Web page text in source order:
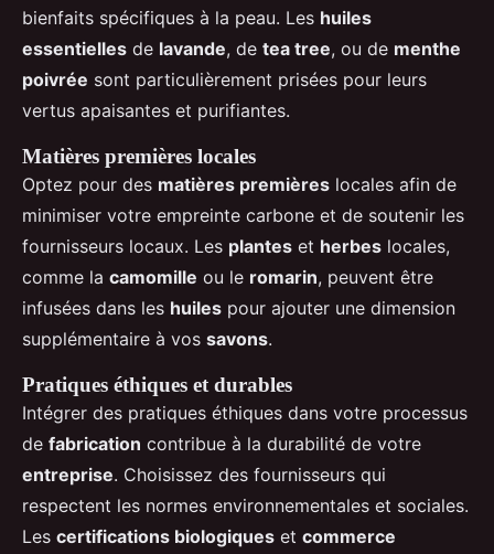
bienfaits spécifiques à la peau. Les huiles
essentielles de lavande, de tea tree, ou de menthe
poivrée sont particulièrement prisées pour leurs
vertus apaisantes et purifiantes.
Matières premières locales
Optez pour des matières premières locales afin de
minimiser votre empreinte carbone et de soutenir les
fournisseurs locaux. Les plantes et herbes locales,
comme la camomille ou le romarin, peuvent être
infusées dans les huiles pour ajouter une dimension
supplémentaire à vos savons.
Pratiques éthiques et durables
Intégrer des pratiques éthiques dans votre processus
de fabrication contribue à la durabilité de votre
entreprise. Choisissez des fournisseurs qui
respectent les normes environnementales et sociales.
Les certifications biologiques et commerce